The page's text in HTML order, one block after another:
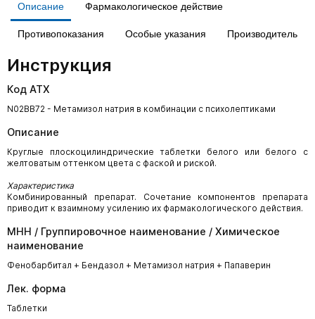
Описание Фармакологическое действие
Противопоказания Особые указания Производитель
Инструкция
Код АТХ
N02BB72 - Метамизол натрия в комбинации с психолептиками
Описание
Круглые плоскоцилиндрические таблетки белого или белого с
желтоватым оттенком цвета с фаской и риской.
Характеристика
Комбинированный препарат. Сочетание компонентов препарата
приводит к взаимному усилению их фармакологического действия.
МНН / Группировочное наименование / Химическое
наименование
Фенобарбитал + Бендазол + Метамизол натрия + Папаверин
Лек. форма
Таблетки